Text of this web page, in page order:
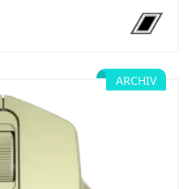
ARCHIV